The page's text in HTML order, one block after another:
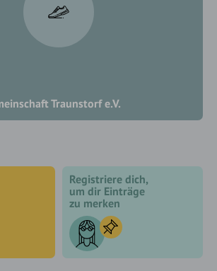
Traunstorf e.V.
Registriere dich,
um dir Einträge
zu merken